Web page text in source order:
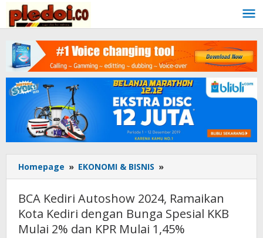
content
Homepage » EKONOMI & BISNIS »
Kediri
Autoshow
2024,
Ramaikan
Kota
BCA Kediri Autoshow 2024, Ramaikan
Kota Kediri dengan Bunga Spesial KKB
Mulai 2% dan KPR Mulai 1,45%